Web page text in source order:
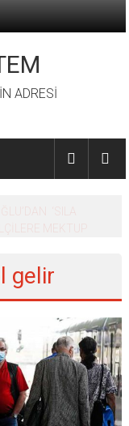
ADRESİ
gelir